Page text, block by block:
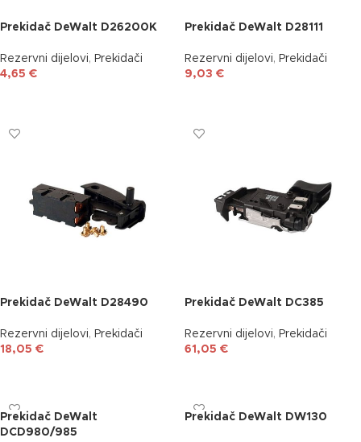
Prekidač DeWalt D26200K
Rezervni dijelovi, Prekidači
4,65 €
Prekidač DeWalt D28111
Rezervni dijelovi, Prekidači
9,03 €
Prekidač DeWalt D28490
Rezervni dijelovi, Prekidači
18,05 €
Prekidač DeWalt DC385
Rezervni dijelovi, Prekidači
61,05 €
Prekidač DeWalt
DCD980/985
Prekidač DeWalt DW130